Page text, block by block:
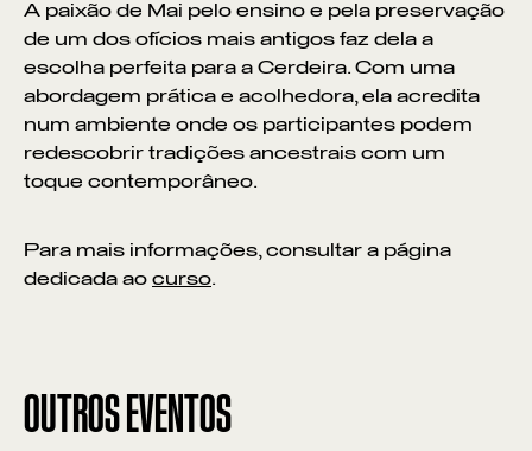
A paixão de Mai pelo ensino e pela preservação
de um dos ofícios mais antigos faz dela a
escolha perfeita para a Cerdeira. Com uma
abordagem prática e acolhedora, ela acredita
num ambiente onde os participantes podem
redescobrir tradições ancestrais com um
toque contemporâneo.
Para mais informações, consultar a página
dedicada ao curso.
OUTROS EVENTOS